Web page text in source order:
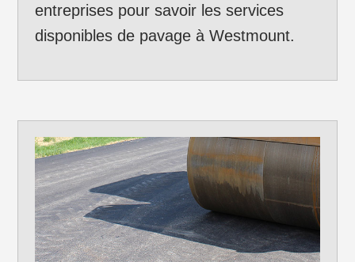
entreprises pour savoir les services
disponibles de pavage à Westmount.